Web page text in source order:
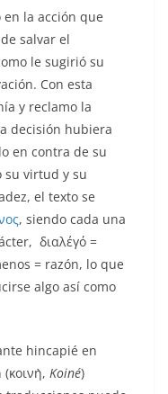
la acción que
salvar el
le sugirió su
Con esta
y reclamo la
decisión hubiera
en contra de su
su virtud y su
el texto se
, siendo cada una
διαλέγό =
= razón, lo que
algo así como
hincapié en
Koiné)